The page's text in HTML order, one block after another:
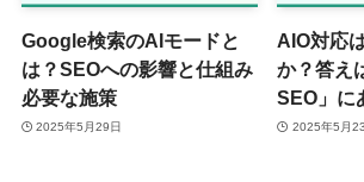
Google検索のAIモードと
は？SEOへの影響と仕組み
必要な施策
2025年5月29日
AIO対応
か？答え
SEO」に
2025年5月